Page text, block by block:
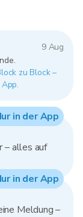
9 Aug
zu Block –
2026
– alles auf
in der App
Meldung –
in der App